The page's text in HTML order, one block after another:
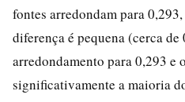
fontes arredondam para
diferença é pequena (cerca de
arredondamento para 0,293 e
significativamente a maioria